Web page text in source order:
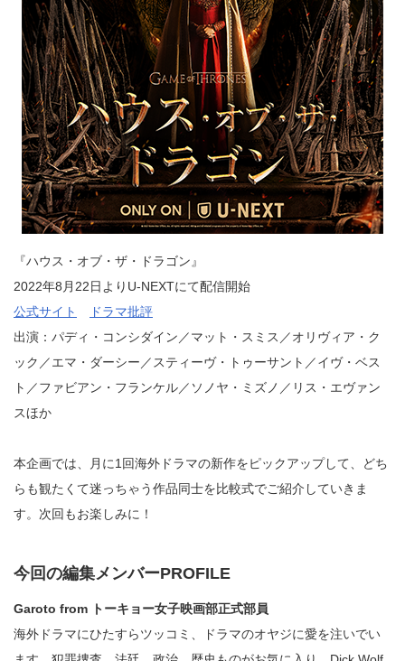
『ハウス・オブ・ザ・ドラゴン』
2022年8月22日よりU-NEXTにて配信開始
公式サイト
ドラマ批評
出演：パディ・コンシダイン／マット・スミス／オリヴィア・ク
ック／エマ・ダーシー／スティーヴ・トゥーサント／イヴ・ベス
ト／ファビアン・フランケル／ソノヤ・ミズノ／リス・エヴァン
スほか
本企画では、月に1回海外ドラマの新作をピックアップして、どち
らも観たくて迷っちゃう作品同士を比較式でご紹介していきま
す。次回もお楽しみに！
今回の編集メンバーPROFILE
Garoto from トーキョー女子映画部正式部員
海外ドラマにひたすらツッコミ、ドラマのオヤジに愛を注いでい